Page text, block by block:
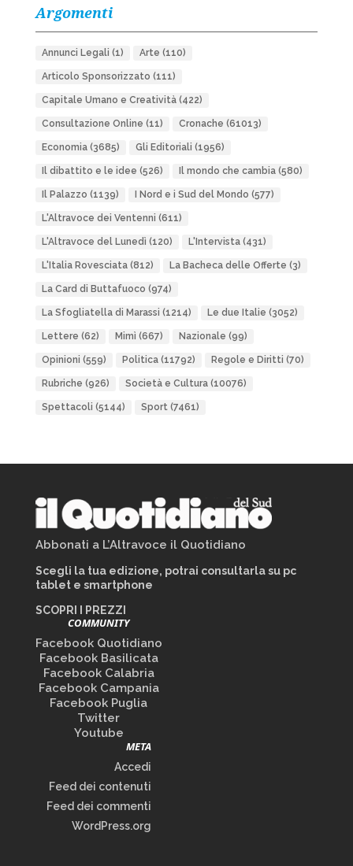
Argomenti
Annunci Legali (1) Arte (110)
Articolo Sponsorizzato (111)
Capitale Umano e Creatività(422)
Consultazione Online (11) Cronache (61013)
Economia(3685) Gli Editoriali (1956)
Il dibattito e le idee (526) Il mondo che cambia(580)
Il Palazzo (1139) I Nord e i Sud del Mondo (577)
L'Altravoce dei Ventenni (611)
L'Altravoce del Lunedì (120) L'Intervista(431)
L'Italia Rovesciata(812) La Bacheca delle Offerte (3)
La Card di Buttafuoco (974)
La Sfogliatella di Marassi (1214) Le due Italie (3052)
Lettere (62) Mimì (667) Nazionale (99)
Opinioni (559) Politica(11792) Regole e Diritti (70)
Rubriche (926) Società e Cultura(10076)
Spettacoli (5144) Sport(7461)
Abbonati a L’Altravoce il Quotidiano
Scegli la tua edizione, potrai consultarla su pc
tablet e smartphone
SCOPRI I PREZZI
COMMUNITY
Facebook Quotidiano
Facebook Basilicata
Facebook Calabria
Facebook Campania
Facebook Puglia
Twitter
Youtube
META
Accedi
Feed dei contenuti
Feed dei commenti
WordPress.org